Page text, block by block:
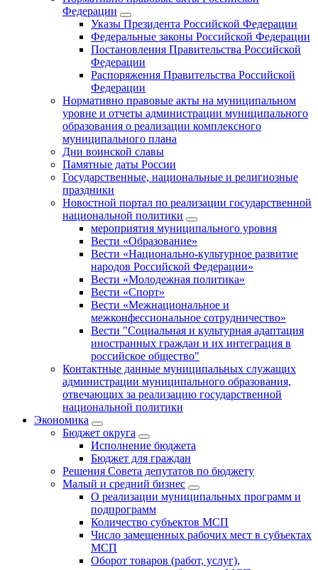
Федерации
Указы Президента Российской Федерации
Федеральные законы Российской Федерации
Постановления Правительства Российской
Федерации
Распоряжения Правительства Российской
Федерации
Нормативно правовые акты на муниципальном
уровне и отчеты администрации муниципального
образования о реализации комплексного
муниципального плана
Дни воинской славы
Памятные даты России
Государственные, национальные и религиозные
праздники
Новостной портал по реализации государственной
национальной политики
мероприятия муниципального уровня
Вести «Образование»
Вести «Национально-культурное развитие
народов Российской Федерации»
Вести «Молодежная политика»
Вести «Спорт»
Вести «Межнациональное и
межконфессиональное сотрудничество»
Вести "Социальная и культурная адаптация
иностранных граждан и их интеграция в
российское общество"
Контактные данные муниципальных служащих
администрации муниципального образования,
отвечающих за реализацию государственной
национальной политики
Экономика
Бюджет округa
Исполнение бюджета
Бюджет для граждан
Решения Совета депутатов по бюджету
Малый и средний бизнес
О реализации муниципальных программ и
подпрограмм
Количество субъектов МСП
Число замещенных рабочих мест в субъектах
МСП
Оборот товаров (работ, услуг),